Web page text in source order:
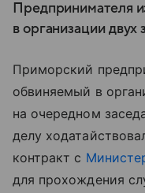
Предпринимателя
в организации двух
Приморский
обвиняемый в
на очередном
делу
контракт с
для прохождения